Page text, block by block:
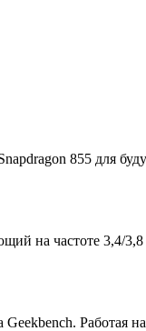
855 для
на частоте 3,4/
Geekbench. Работая